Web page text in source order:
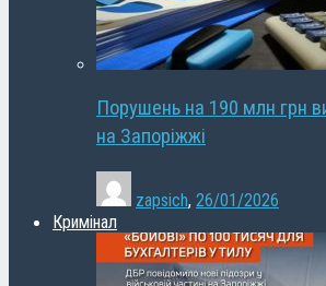
Порушень на 190 млн грн
на Запоріжжі
zapsich, 26/01/2026
Кримінал